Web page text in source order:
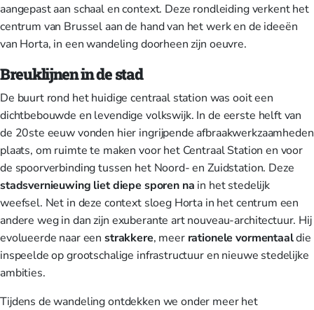
aangepast aan schaal en context. Deze rondleiding verkent het
centrum van Brussel aan de hand van het werk en de ideeën
van Horta, in een wandeling doorheen zijn oeuvre.
Breuklijnen in de stad
De buurt rond het huidige centraal station was ooit een
dichtbebouwde en levendige volkswijk. In de eerste helft van
de 20ste eeuw vonden hier ingrijpende afbraakwerkzaamheden
plaats, om ruimte te maken voor het Centraal Station en voor
de spoorverbinding tussen het Noord- en Zuidstation. Deze
stadsvernieuwing liet diepe sporen na in het stedelijk
weefsel. Net in deze context sloeg Horta in het centrum een
andere weg in dan zijn exuberante art nouveau-architectuur. Hij
evolueerde naar een strakkere, meer rationele vormentaaldie
inspeelde op grootschalige infrastructuur en nieuwe stedelijke
ambities.
Tijdens de wandeling ontdekken we onder meer het